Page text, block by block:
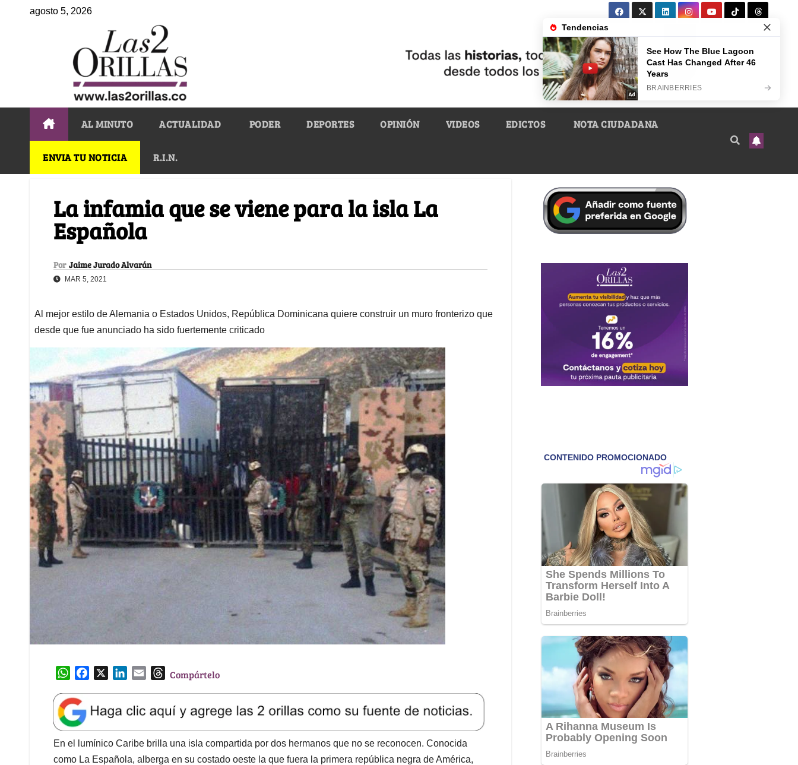
agosto 5, 2026
AL MINUTO ACTUALIDAD PODER DEPORTES OPINIÓN VIDEOS EDICTOS NOTA CIUDADANA
ENVIA TU NOTICIA R.I.N.
La infamia que se viene para la isla La
Española
Por Jaime Jurado Alvarán
MAR 5, 2021
Al mejor estilo de Alemania o Estados Unidos, República Dominicana quiere construir un muro fronterizo que
desde que fue anunciado ha sido fuertemente criticado
W
a
t
s
A
p
e
b
o
o
k
e
d
I
l
T
e
a
d
s
Compártelo
En el lumínico Caribe brilla una isla compartida por dos hermanos que no se reconocen. Conocida
como La Española, alberga en su costado oeste la que fuera la primera república negra de América,